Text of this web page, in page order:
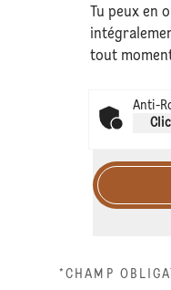
Tu peux en
tout
Anti-
*CHAMP